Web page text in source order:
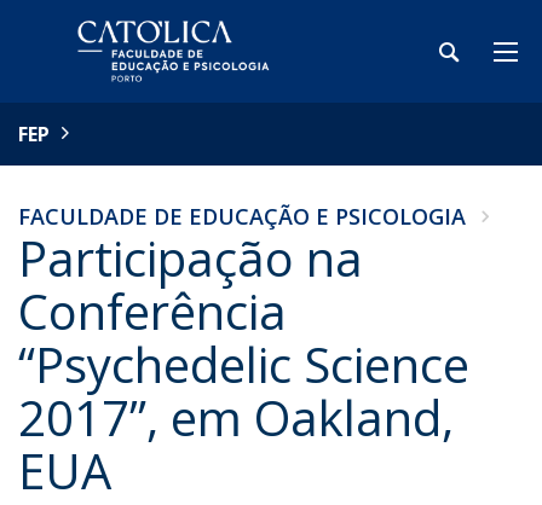
FEP
FACULDADE DE EDUCAÇÃO E PSICOLOGIA
Participação na
Conferência
“Psychedelic Science
2017”, em Oakland,
EUA